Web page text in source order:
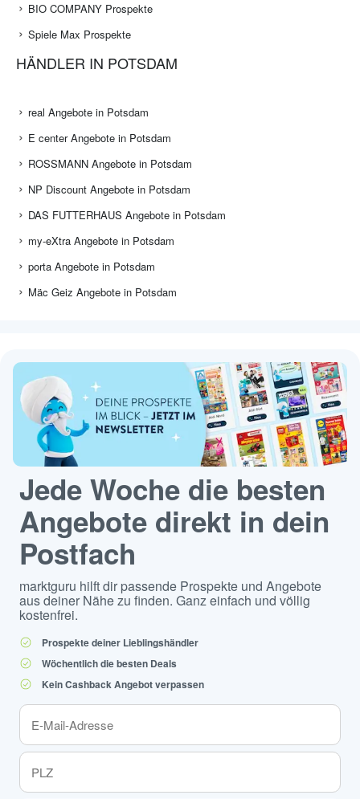
BIO COMPANY Prospekte
Spiele Max Prospekte
HÄNDLER IN POTSDAM
real Angebote in Potsdam
E center Angebote in Potsdam
ROSSMANN Angebote in Potsdam
NP Discount Angebote in Potsdam
DAS FUTTERHAUS Angebote in Potsdam
my-eXtra Angebote in Potsdam
porta Angebote in Potsdam
Mäc Geiz Angebote in Potsdam
Jede Woche die besten
Angebote direkt in dein
Postfach
marktguru hilft dir passende Prospekte und Angebote
aus deiner Nähe zu finden. Ganz einfach und völlig
kostenfrei.
Prospekte deiner Lieblingshändler
Wöchentlich die besten Deals
Kein Cashback Angebot verpassen